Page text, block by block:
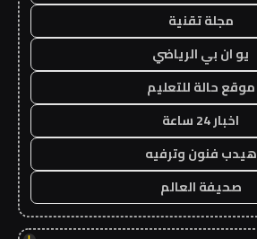
مجلة تقنية
يو ان بي الرياضي
موقع حالة للتعليم
اخبار 24 ساعة
هيدب فنون وترفيه
صحيفة العالم